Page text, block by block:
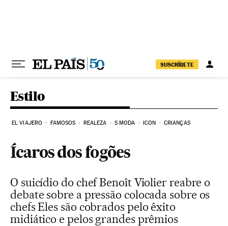
SUSCRÍBETE
Estilo
EL VIAJERO FAMOSOS REALEZA S MODA ICON CRIANÇAS
Ícaros dos fogões
O suicídio do chef Benoît Violier reabre o
debate sobre a pressão colocada sobre os
chefs Eles são cobrados pelo êxito
midiático e pelos grandes prêmios